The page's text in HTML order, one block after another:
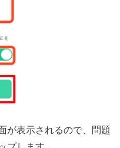
が表示されるので、問題